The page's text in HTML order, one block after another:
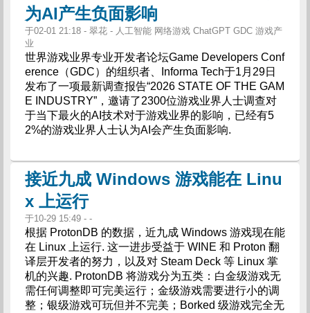
为AI产生负面影响
于02-01 21:18 - 翠花 - 人工智能 网络游戏 ChatGPT GDC 游戏产
业
世界游戏业界专业开发者论坛Game Developers Conf
erence（GDC）的组织者、Informa Tech于1月29日
发布了一项最新调查报告“2026 STATE OF THE GAM
E INDUSTRY”，邀请了2300位游戏业界人士调查对
于当下最火的AI技术对于游戏业界的影响，已经有5
2%的游戏业界人士认为AI会产生负面影响.
接近九成 Windows 游戏能在 Linu
x 上运行
于10-29 15:49 - -
根据 ProtonDB 的数据，近九成 Windows 游戏现在能
在 Linux 上运行. 这一进步受益于 WINE 和 Proton 翻
译层开发者的努力，以及对 Steam Deck 等 Linux 掌
机的兴趣. ProtonDB 将游戏分为五类：白金级游戏无
需任何调整即可完美运行；金级游戏需要进行小的调
整；银级游戏可玩但并不完美；Borked 级游戏完全无